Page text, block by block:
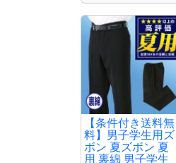
【条件付き送料無
料】男子学生用ズ
ボン 夏ズボン 夏
用 裏綿 男子学生